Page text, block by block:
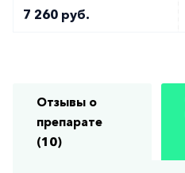
7 260 руб.
Отзывы о
препарате
(10)